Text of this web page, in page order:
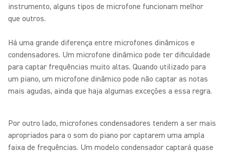
instrumento, alguns tipos de microfone funcionam melhor
que outros.
Há uma grande diferença entre microfones dinâmicos e
condensadores. Um microfone dinâmico pode ter dificuldade
para captar frequências muito altas. Quando utilizado para
um piano, um microfone dinâmico pode não captar as notas
mais agudas, ainda que haja algumas exceções a essa regra.
Por outro lado, microfones condensadores tendem a ser mais
apropriados para o som do piano por captarem uma ampla
faixa de frequências. Um modelo condensador captará quase